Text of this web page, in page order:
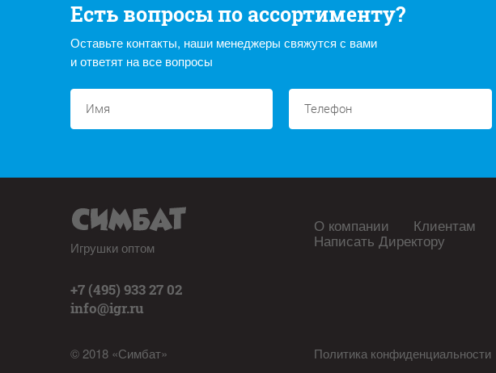
Есть вопросы по ассортименту?
Оставьте контакты, наши менеджеры свяжутся с вами
и ответят на все вопросы
Игрушки оптом
+7 (495) 933 27 02
info@igr.ru
© 2018 «Симбат»
О компании Клиентам
Написать Директору
Политика конфиденциальности